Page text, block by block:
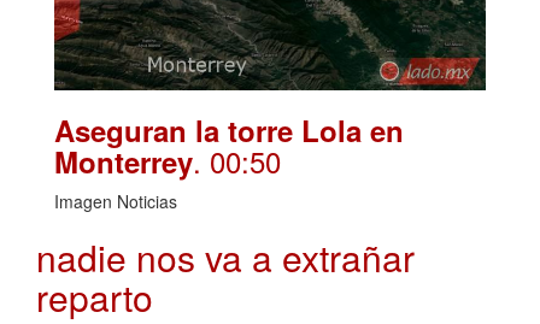
Aseguran la torre Lola en
Monterrey. 00:50
Imagen Noticias
nadie nos va a extrañar
reparto